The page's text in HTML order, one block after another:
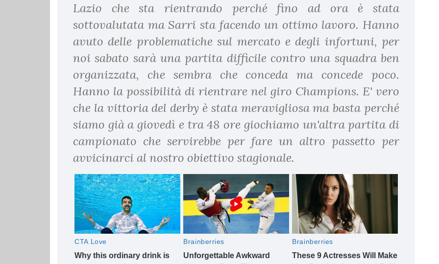
Lazio che sta rientrando perché fino ad ora è stata
sottovalutata ma Sarri sta facendo un ottimo lavoro. Hanno
avuto delle problematiche sul mercato e degli infortuni, per
noi sabato sarà una partita difficile contro una squadra ben
organizzata, che sembra che conceda ma concede poco.
Hanno la possibilità di rientrare nel giro Champions. E' vero
che la vittoria del derby è stata meravigliosa ma basta perché
siamo già a giovedì e tra 48 ore giochiamo un'altra partita di
campionato che servirebbe per fare un altro passetto per
avvicinarci al nostro obiettivo stagionale.